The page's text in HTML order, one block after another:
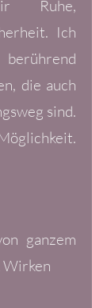
Ruhe,
Ich
die auch
sind.
ganzem
Wirken